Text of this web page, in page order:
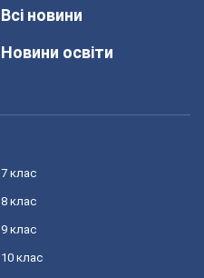
Всі новини
Новини освіти
7 клас
8 клас
9 клас
10 клас